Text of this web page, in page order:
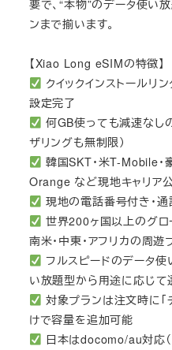
要で、“本物”のデータ使い
ンまで揃います。
【Xiao Long eSIMの特徴】
クイックインストールリ
設定完了
何GB使っても減速なし
ザリングも無制限）
韓国SKT・米T-Mobile・
Orange など現地キャリア
現地の電話番号付き・
世界200ヶ国以上のグロ
南米・中東・アフリカの周遊
フルスピードのデータ
い放題型から用途に応じて
対象プランは注文時に「
けで容量を追加可能
日本はdocomo/au対応